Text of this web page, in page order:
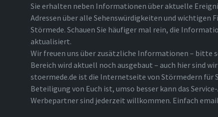
Sie erhalten neben Informationen über aktuelle
Adressen über alle Sehenswürdigkeiten und wichtigen
Störmede. Schauen Sie häufiger mal rein, die
aktualisiert.
Wir freuen uns über zusätzliche Informationen – bitte
Bereich wird aktuell noch ausgebaut – auch hier sind
stoermede.de ist die Internetseite von Störmedern für
Beteiligung von Euch ist, umso besser kann das
Werbepartner sind jederzeit willkommen. Einfach